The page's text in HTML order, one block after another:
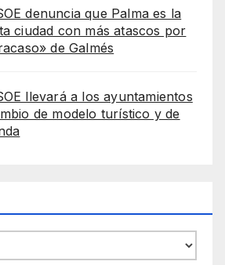
denuncia que Palma es la
ciudad con más atascos por
de Galmés
llevará a los ayuntamientos
de modelo turístico y de